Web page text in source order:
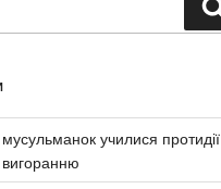
мусульманок училися протидії